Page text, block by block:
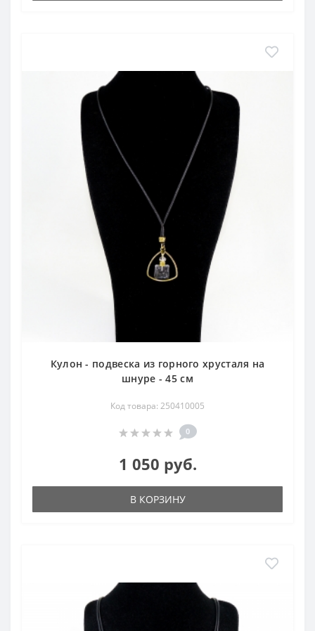
Кулон - подвеска из горного хрусталя на
шнуре - 45 см
Код товара: 250410005
0
1 050 руб.
В КОРЗИНУ